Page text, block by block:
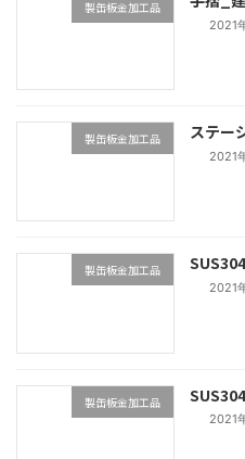
製缶板金加工品
2021
製缶板金加工品 ステー
2021
製缶板金加工品
2021
製缶板金加工品
2021